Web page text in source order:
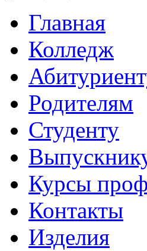
Главная
Колледж
Родителям
Студенту
Курсы
Контакты
Изделия